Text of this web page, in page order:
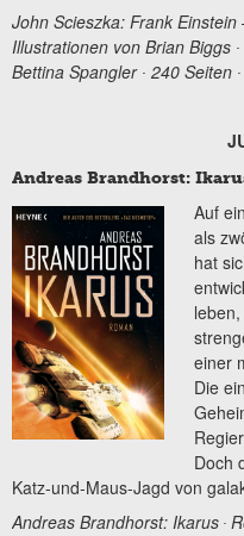
John Scieszka: Frank
Illustrationen von Brian Biggs
Bettina Spangler ∙ 240 Seiten
Andreas Brandhorst:
Auf
als
hat
einer
Die
Doch
Katz-und-Maus-Jagd von
Andreas Brandhorst: Ikarus ∙